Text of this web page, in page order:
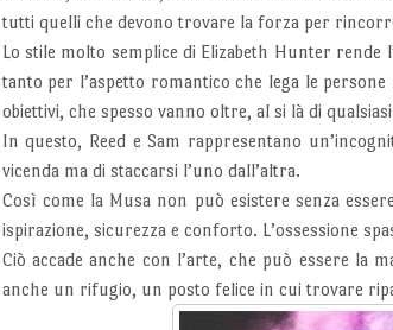
tutti quelli che devono trovare la forza per
Lo stile molto semplice di Elizabeth Hunter rende
tanto per l’aspetto romantico che lega le
obiettivi, che spesso vanno oltre, al si là di
In questo, Reed e Sam rappresentano
vicenda ma di staccarsi l’uno dall’altra.
Così come la Musa non può esistere senza
ispirazione, sicurezza e conforto. L’ossessione
Ciò accade anche con l’arte, che può essere la
anche un rifugio, un posto felice in cui trovare